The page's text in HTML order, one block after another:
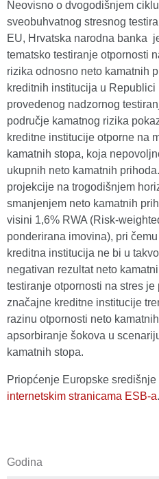
Neovisno o dvogodišnjem
sveobuhvatnog stresnog
EU, Hrvatska narodna banka
tematsko testiranje otpornosti
rizika odnosno neto kamatnih
kreditnih institucija u Republici
provedenog nadzornog
područje kamatnog rizika
kreditne institucije otporne na
kamatnih stopa, koja
ukupnih neto kamatnih
projekcije na trogodišnjem
smanjenjem neto kamatnih
visini 1,6% RWA (Risk-
ponderirana imovina), pri
kreditna institucija ne bi u
negativan rezultat neto
testiranje otpornosti na stres
značajne kreditne institucije
razinu otpornosti neto
apsorbiranje šokova u
kamatnih stopa.
Priopćenje Europske
internetskim stranicama ESB-a.
Godina